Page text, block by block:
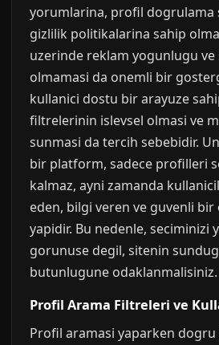
yorumlarina, profil dogrulama
gizlilik politikalarina sahip
uzerinde reklam yogunlugu
olmamasi da onemli bir
kullanici dostu bir arayuze
filtrelerinin islevsel olmasi ve
sunmasi da tercih sebebidir.
bir platform, sadece profilleri
kalmaz, ayni zamanda
eden, bilgi veren ve guvenli
yapidir. Bu nedenle, seciminizi
gorunuse degil, sitenin
butunlugune odaklanmalisiniz.
Profil Arama Filtreleri ve
Profil aramasi yaparken